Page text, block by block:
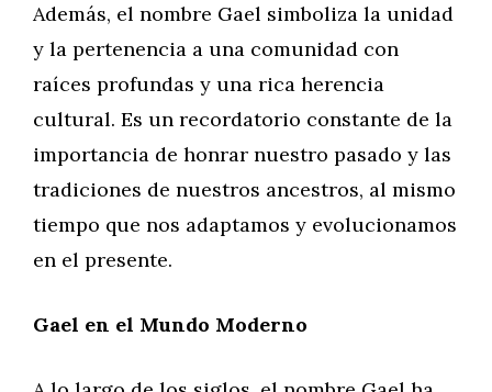
Además, el nombre Gael simboliza la unidad
y la pertenencia a una comunidad con
raíces profundas y una rica herencia
cultural. Es un recordatorio constante de la
importancia de honrar nuestro pasado y las
tradiciones de nuestros ancestros, al mismo
tiempo que nos adaptamos y evolucionamos
en el presente.
Gael en el Mundo Moderno